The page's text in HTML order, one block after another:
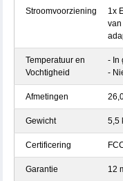
Stroomvoorziening
1x
van
Temperatuur en
Vochtigheid
- In
-
Afmetingen
Gewicht 5,5
Certificering
Garantie 12